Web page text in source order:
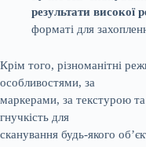
результати високої
форматі для
Крім того, різноманітні
особливостями, за
маркерами, за текстурою
гнучкість для
сканування будь-якого